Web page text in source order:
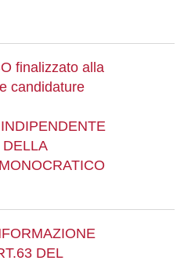
finalizzato alla
candidature
DEL